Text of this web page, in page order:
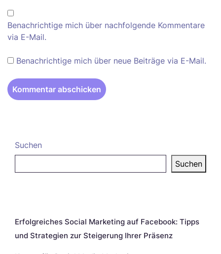
Benachrichtige mich über nachfolgende Kommentare
via E-Mail.
Benachrichtige mich über neue Beiträge via E-Mail.
Suchen
Suchen
Erfolgreiches Social Marketing auf Facebook: Tipps
und Strategien zur Steigerung Ihrer Präsenz